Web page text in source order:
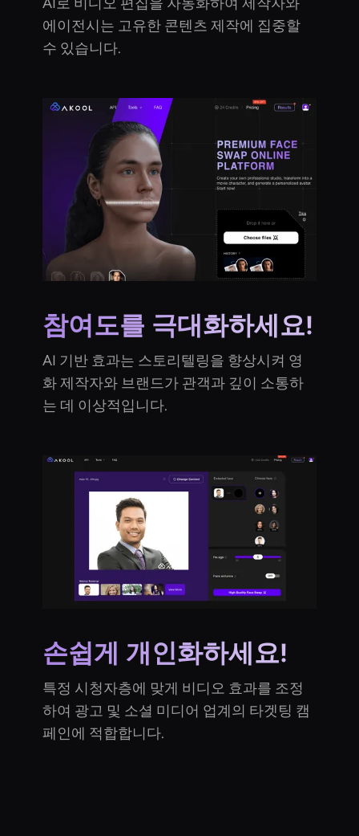
에이전시는 고유한 콘텐츠 제작에 집중할
수 있습니다.
참여도를 극대화하세요!
AI 기반 효과는 스토리텔링을 향상시켜 영
화 제작자와 브랜드가 관객과 깊이 소통하
는 데 이상적입니다.
손쉽게 개인화하세요!
특정 시청자층에 맞게 비디오 효과를 조정
하여 광고 및 소셜 미디어 업계의 타겟팅 캠
페인에 적합합니다.